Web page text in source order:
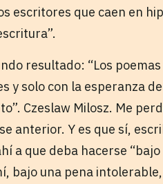
escritores que caen en
resultado: “Los
y solo con la esperanza
Czeslaw Milosz. Me
anterior. Y es que sí,
a que deba hacerse
bajo una pena